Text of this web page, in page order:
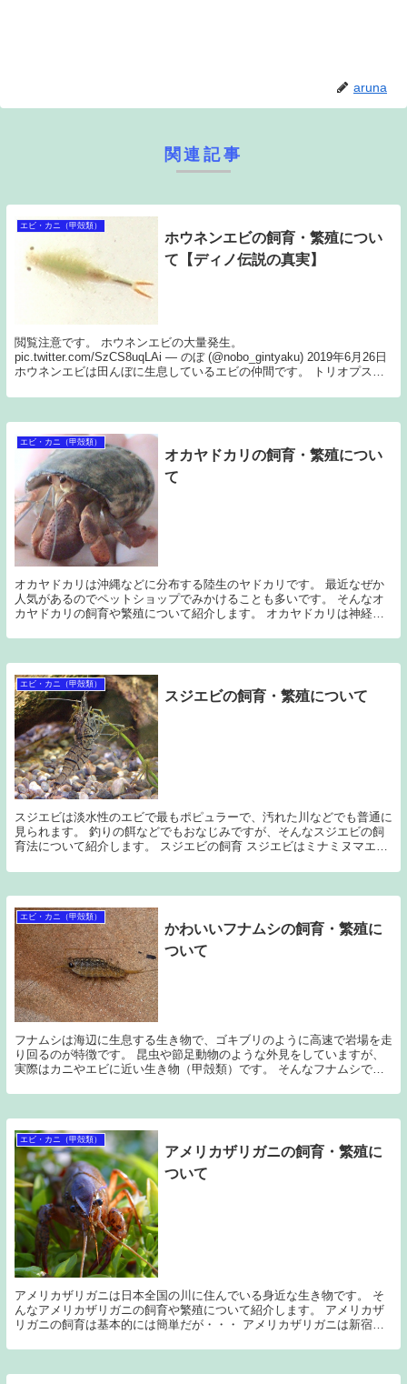
aruna
関連記事
エビ・カニ（甲殻類）
ホウネンエビの飼育・繁殖につい
て【ディノ伝説の真実】
閲覧注意です。 ホウネンエビの大量発生。
pic.twitter.com/SzCS8uqLAi — のぼ (@nobo_gintyaku) 2019年6月26日
ホウネンエビは田んぼに生息しているエビの仲間です。 トリオプス
エビ・カニ（甲殻類）
オカヤドカリの飼育・繁殖につい
て
オカヤドカリは沖縄などに分布する陸生のヤドカリです。 最近なぜか
人気があるのでペットショップでみかけることも多いです。 そんなオ
カヤドカリの飼育や繁殖について紹介します。 オカヤドカリは神経質
エビ・カニ（甲殻類）
スジエビの飼育・繁殖について
スジエビは淡水性のエビで最もポピュラーで、汚れた川などでも普通に
見られます。 釣りの餌などでもおなじみですが、そんなスジエビの飼
育法について紹介します。 スジエビの飼育 スジエビはミナミヌマエビ
エビ・カニ（甲殻類）
かわいいフナムシの飼育・繁殖に
ついて
フナムシは海辺に生息する生き物で、ゴキブリのように高速で岩場を走
り回るのが特徴です。 昆虫や節足動物のような外見をしていますが、
実際はカニやエビに近い生き物（甲殻類）です。 そんなフナムシです
エビ・カニ（甲殻類）
アメリカザリガニの飼育・繁殖に
ついて
アメリカザリガニは日本全国の川に住んでいる身近な生き物です。 そ
んなアメリカザリガニの飼育や繁殖について紹介します。 アメリカザ
リガニの飼育は基本的には簡単だが・・・ アメリカザリガニは新宿や